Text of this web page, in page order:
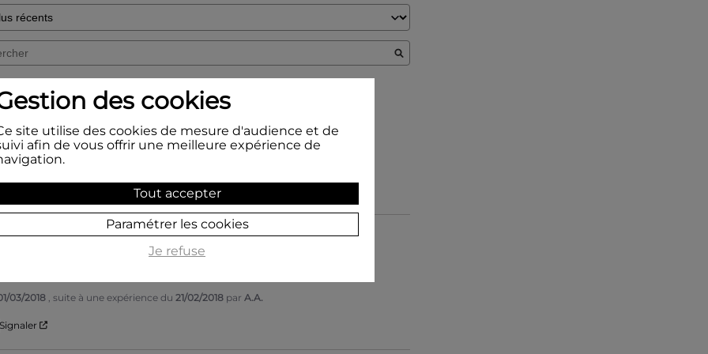
5/5
conforme à mes attentes, je recommande
09/2018 , suite à une expérience du
3
03/2018 , suite à une expérience du 21/02/2018 par A.A.
Signaler
des cookies
site utilise des cookies de mesure d'audience et de
afin de vous offrir une meilleure expérience de
Tout accepter
Paramétrer les cookies
Je refuse